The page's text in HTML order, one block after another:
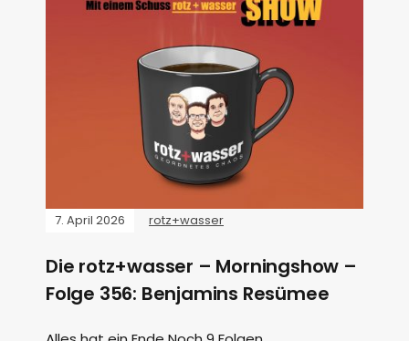
7. April 2026 rotz+wasser
Die rotz+wasser – Morningshow –
Folge 356: Benjamins Resümee